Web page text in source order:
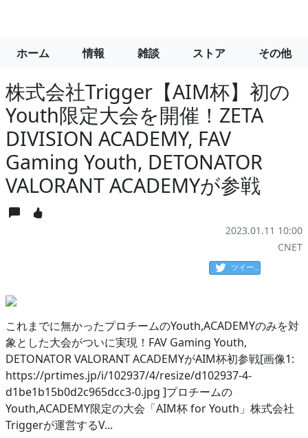
ホーム 情報 雑談 ストア その他
株式会社Trigger【AIM杯】初の
Youth限定大会を開催！ZETA
DIVISION ACADEMY, FAV
Gaming Youth, DETONATOR
VALORANT ACADEMYが参戦
2023.01.11 10:00
CNET
ツイート
これまでに無かったプロチームのYouth,ACADEMYのみを対
象とした大会がついに実現！FAV Gaming Youth,
DETONATOR VALORANT ACADEMYがAIM杯初参戦[画像1:
https://prtimes.jp/i/102937/4/resize/d102937-4-
d1be1b15b0d2c965dcc3-0.jpg ]プロチームの
Youth,ACADEMY限定の大会「AIM杯 for Youth」株式会社
Triggerが運営するV...